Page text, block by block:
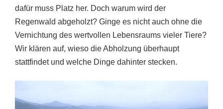
dafür muss Platz her. Doch warum wird der
Regenwald abgeholzt? Ginge es nicht auch ohne die
Vernichtung des wertvollen Lebensraums vieler Tiere?
Wir klären auf, wieso die Abholzung überhaupt
stattfindet und welche Dinge dahinter stecken.